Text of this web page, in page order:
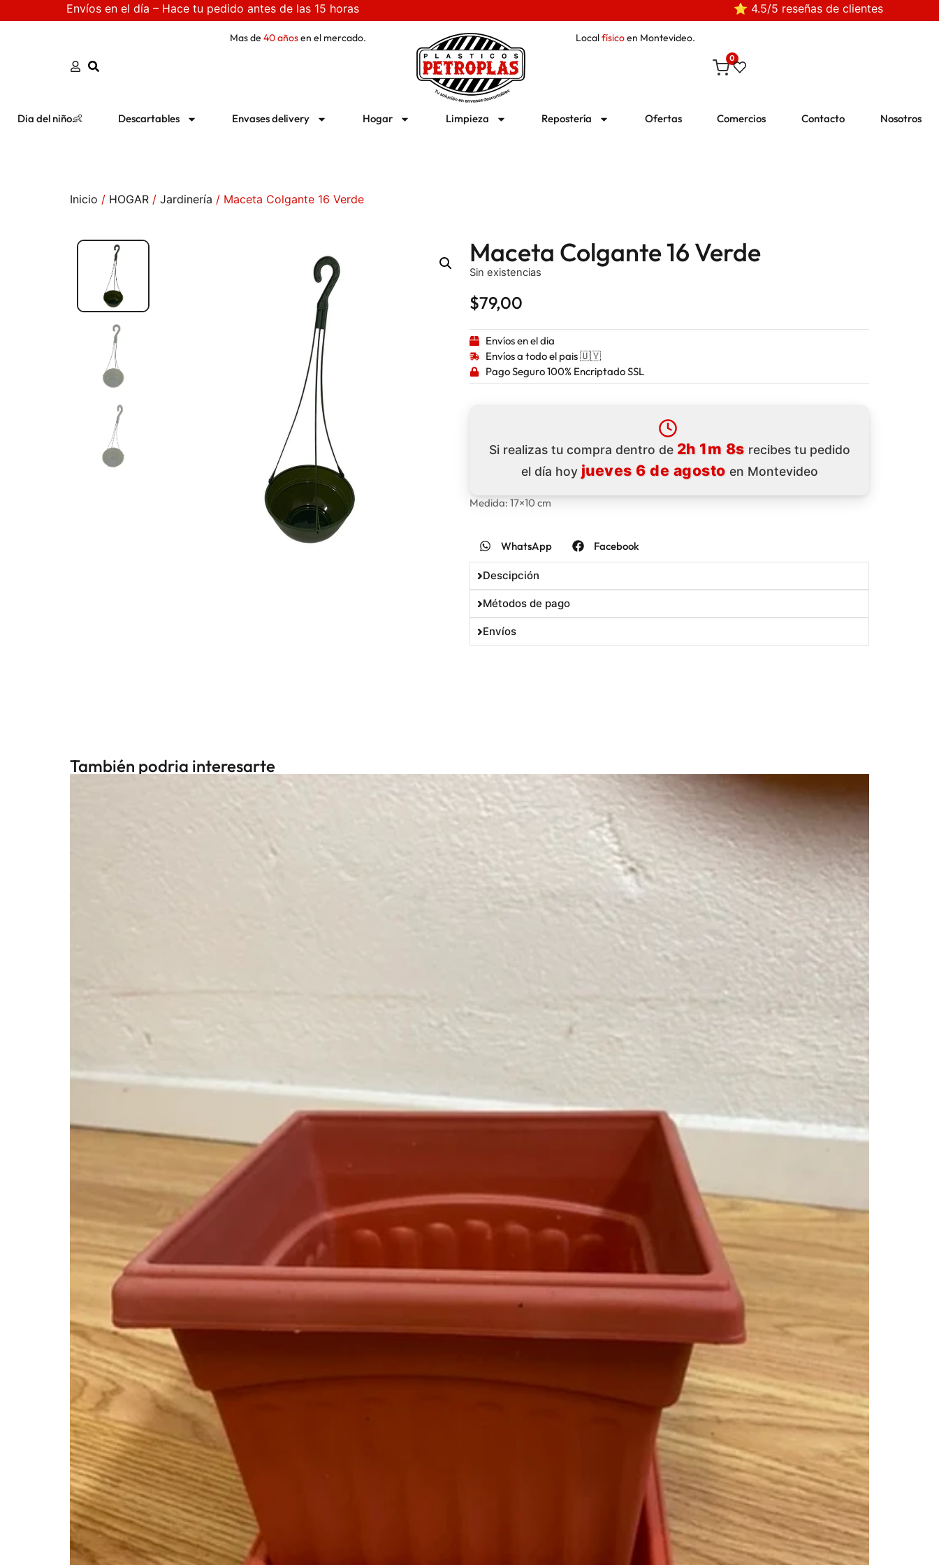
Envíos en el día – Hace tu pedido antes de las 15 horas ⭐ 4.5/5 reseñas de clientes
Mas de 40 añosen el mercado. Localfísicoen Montevideo.
0
Dia del niño👶 Descartables Envases delivery Hogar Limpieza Repostería Ofertas Comercios Contacto Nosotros
Inicio / HOGAR / Jardinería / Maceta Colgante 16 Verde
Maceta Colgante 16 Verde
Sin existencias
$79,00
Envíos en el dia
Envíos a todo el pais 🇺🇾
Pago Seguro 100% Encriptado SSL
Si realizas tu compra dentro de 2h 1m 7srecibes tu pedido
el día hoy jueves 6 de agosto en Montevideo
Medida: 17×10 cm
WhatsApp Facebook
Descipción
Métodos de pago
Envíos
También podria interesarte